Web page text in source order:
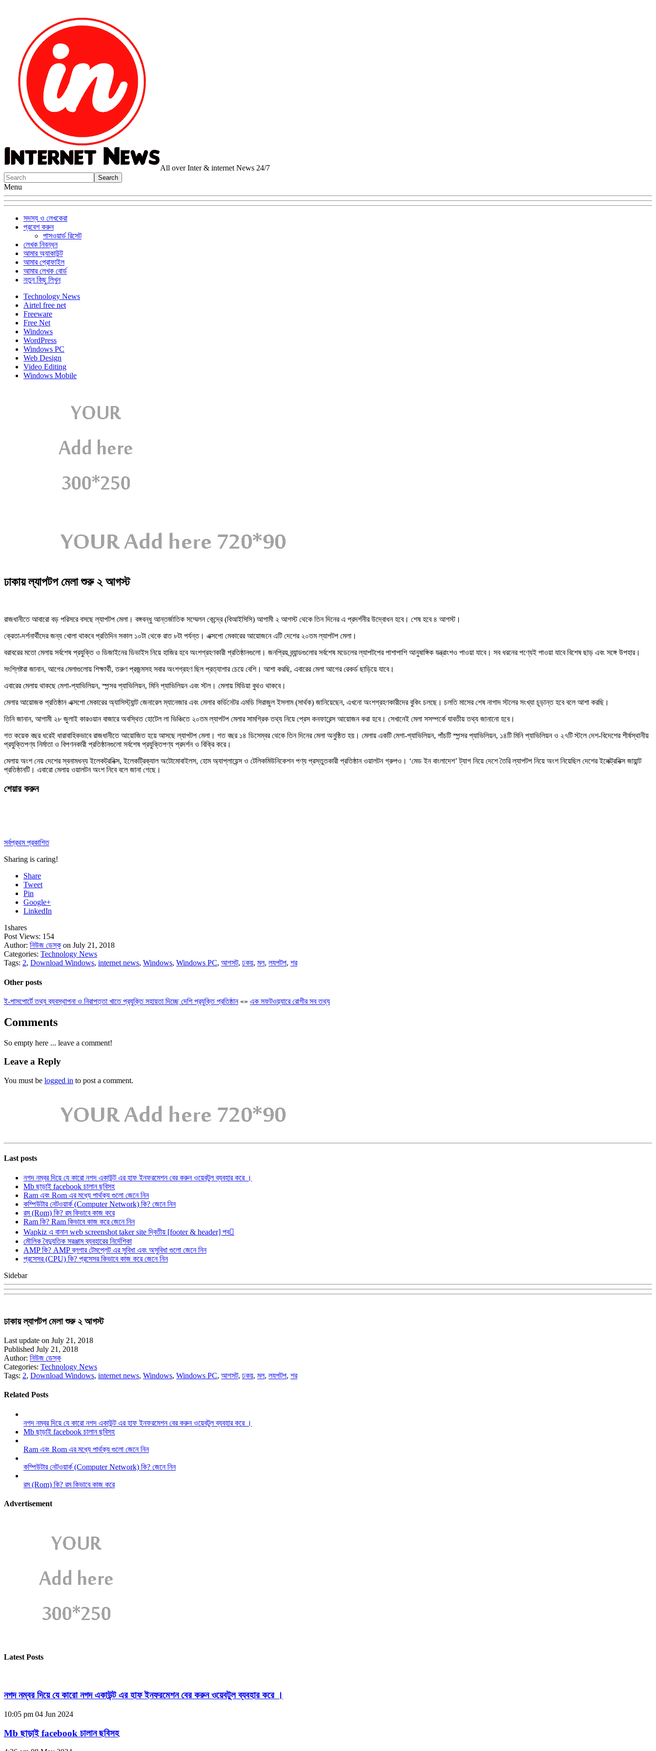
All over Inter & internet News 24/7
Menu
সদস্য ও লেখকেরা
প্রবেশ করুন
পাসওয়ার্ড রিসেট
লেখক নিবন্ধন
আমার অ্যাকাউন্ট
আমার প্রোফাইল
আমার লেখক বোর্ড
নতুন কিছু লিখুন
Technology News
Airtel free net
Freeware
Free Net
Windows
WordPress
Windows PC
Web Design
Video Editing
Windows Mobile
ঢাকায় ল্যাপটপ মেলা শুরু ২ আগস্ট
রাজধানীতে আবারো বড় পরিসরে বসছে ল্যাপটপ মেলা। বঙ্গবন্ধু আন্তর্জাতিক সম্মেলন কেন্দ্রে (বিআইসিসি) আগামী ২ আগস্ট থেকে তিন দিনের এ প্রদর্শনীর উদ্বোধন হবে। শেষ হবে ৪ আগস্ট।
ক্রেতা-দর্শনার্থীদের জন্য খোলা থাকবে প্রতিদিন সকাল ১০টা থেকে রাত ৮টা পর্যন্ত। এক্সপো মেকারের আয়োজনে এটি দেশের ২০তম ল্যাপটপ মেলা।
বরাবরের মতো মেলায় সর্বশেষ প্রযুক্তি ও ডিজাইনের ডিভাইস নিয়ে হাজির হবে অংশগ্রহণকারী প্রতিষ্ঠানগুলো। জনপ্রিয় ব্র্যান্ডগুলোর সর্বশেষ মডেলের ল্যাপটপের পাশাপাশি আনুষাঙ্গিক যন্ত্রাংশও পাওয়া যাবে। সব ধরনের পণ্যেই পাওয়া যাবে বিশেষ ছাড় এবং সঙ্গে উপহার।
সংশ্লিষ্টরা জানান, আগের মেলাগুলোয় শিক্ষার্থী, তরুণ প্রজন্মসহ সবার অংশগ্রহণ ছিল প্রত্যাশার চেয়ে বেশি। আশা করছি, এবারের মেলা আগের রেকর্ড ছাড়িয়ে যাবে।
এবারের মেলায় থাকছে মেগা-প্যাভিলিয়ন, স্পন্সর প্যাভিলিয়ন, মিনি প্যাভিলিয়ন এবং স্টল। মেলায় মিডিয়া বুথও থাকবে।
মেলার আয়োজক প্রতিষ্ঠান এক্সপো মেকারের অ্যাসিস্ট্যান্ট জেনারেল ম্যানেজার এবং মেলার কর্ডিনেটর এমডি সিরাজুল ইসলাম (সার্থক) জানিয়েছেন, এখনো অংশগ্রহণকারীদের বুকিং চলছে। চলতি মাসের শেষ নাগাদ স্টলের সংখ্যা ‍চূড়ান্ত হবে বলে আশা করছি।
তিনি জানান, আগামী ২৮ জুলাই কারওয়ান বাজারে অবস্থিত হোটেল লা ভিঞ্চিতে ২০তম ল্যাপটপ মেলার সামগ্রিক তথ্য নিয়ে প্রেস কনফারেন্স আয়োজন করা হবে। সেখানেই মেলা সসম্পর্কে যাবতীয় তথ্য জানানো হবে।
গত কয়েক বছর ধরেই ধারাবাহিকভাবে রাজধানীতে আয়োজিত হয়ে আসছে ল্যাপটপ মেলা। গত বছর ১৪ ডিসেম্বর থেকে তিন দিনের মেলা অনুষ্ঠিত হয়। মেলায় একটি মেগা-প্যাভিলিয়ন, পাঁচটি স্পন্সর প্যাভিলিয়ন, ১৪টি মিনি প্যাভিলিয়ন ও ২৭টি স্টলে দেশ-বিদেশের শীর্ষস্থানীয়
প্রযুক্তিপণ্য নির্মাতা ও বিপণনকারী প্রতিষ্ঠানগুলো সর্বশেষ প্রযুক্তিপণ্য প্রদর্শন ও বিক্রি করে।
মেলায় অংশ নেয় দেশের স্বনামধন্য ইলেকট্রনিক্স, ইলেকট্রিক্যাল অটোমোবাইলস, হোম অ্যাপ্লায়েন্স ও টেলিকমিউনিকেশন পণ্য প্রস্তুতকারী প্রতিষ্ঠান ওয়ালটন গ্রুপও। ‘মেড ইন বাংলাদেশ’ ট্যাগ নিয়ে দেশে তৈরি ল্যাপটপ নিয়ে অংশ নিয়েছিল দেশের ইলেক্ট্রনিক্স জায়ান্ট
প্রতিষ্ঠানটি। এবারো মেলায় ওয়ালটন অংশ নিবে বলে জানা গেছে।
শেয়ার করুন
সর্বপ্রথম প্রকাশিত
Sharing is caring!
Share
Tweet
Pin
Google+
LinkedIn
1shares
Post Views: 154
Author: নিউজ ডেস্ক on July 21, 2018
Categories: Technology News
Tags: 2, Download Windows, internet news, Windows, Windows PC, আগসট, ঢকয়, মল, লযপটপ, শর
Other posts
ই-পাসপোর্টে তথ্য ব্যবস্থাপনা ও নিরাপত্তা খাতে প্রযুক্তি সহায়তা দিচ্ছে দেশি প্রযুক্তি প্রতিষ্ঠান«» এক সফটওয়্যারে রোগীর সব তথ্য
Comments
So empty here ... leave a comment!
Leave a Reply
You must be logged in to post a comment.
Last posts
নগদ নম্বর দিয়ে যে কারো নগদ একাউন্ট এর হাফ ইনফরমেশন বের করুন ওয়েবটুল ব্যবহার করে ।
Mb ছাড়াই facebook চালান ছবিসহ
Ram এবং Rom এর মধ্যে পার্থক্য গুলো জেনে নিন
কম্পিউটার নেটওয়ার্ক (Computer Network) কি? জেনে নিন
রম (Rom) কি? রম কিভাবে কাজ করে
Ram কি? Ram কিভাবে কাজ করে জেনে নিন
Wapkiz এ বানান web screenshot taker site দ্বিতীয় [footer & header] পব
মৌলিক বৈদ্যুতিক সরঞ্জাম ব্যবহারের নির্দেশিকা
AMP কি? AMP ব্লগার টেমপ্লেট এর সুবিধা এবং অসুবিধা গুলো জেনে নিন
প্রসেসর (CPU) কি? প্রসেসর কিভাবে কাজ করে জেনে নিন
Sidebar
ঢাকায় ল্যাপটপ মেলা শুরু ২ আগস্ট
Last update on July 21, 2018
Published July 21, 2018
Author: নিউজ ডেস্ক
Categories: Technology News
Tags: 2, Download Windows, internet news, Windows, Windows PC, আগসট, ঢকয়, মল, লযপটপ, শর
Related Posts
নগদ নম্বর দিয়ে যে কারো নগদ একাউন্ট এর হাফ ইনফরমেশন বের করুন ওয়েবটুল ব্যবহার করে ।
Mb ছাড়াই facebook চালান ছবিসহ
Ram এবং Rom এর মধ্যে পার্থক্য গুলো জেনে নিন
কম্পিউটার নেটওয়ার্ক (Computer Network) কি? জেনে নিন
রম (Rom) কি? রম কিভাবে কাজ করে
Advertisement
Latest Posts
নগদ নম্বর দিয়ে যে কারো নগদ একাউন্ট এর হাফ ইনফরমেশন বের করুন ওয়েবটুল ব্যবহার করে ।
10:05 pm 04 Jun 2024
Mb ছাড়াই facebook চালান ছবিসহ